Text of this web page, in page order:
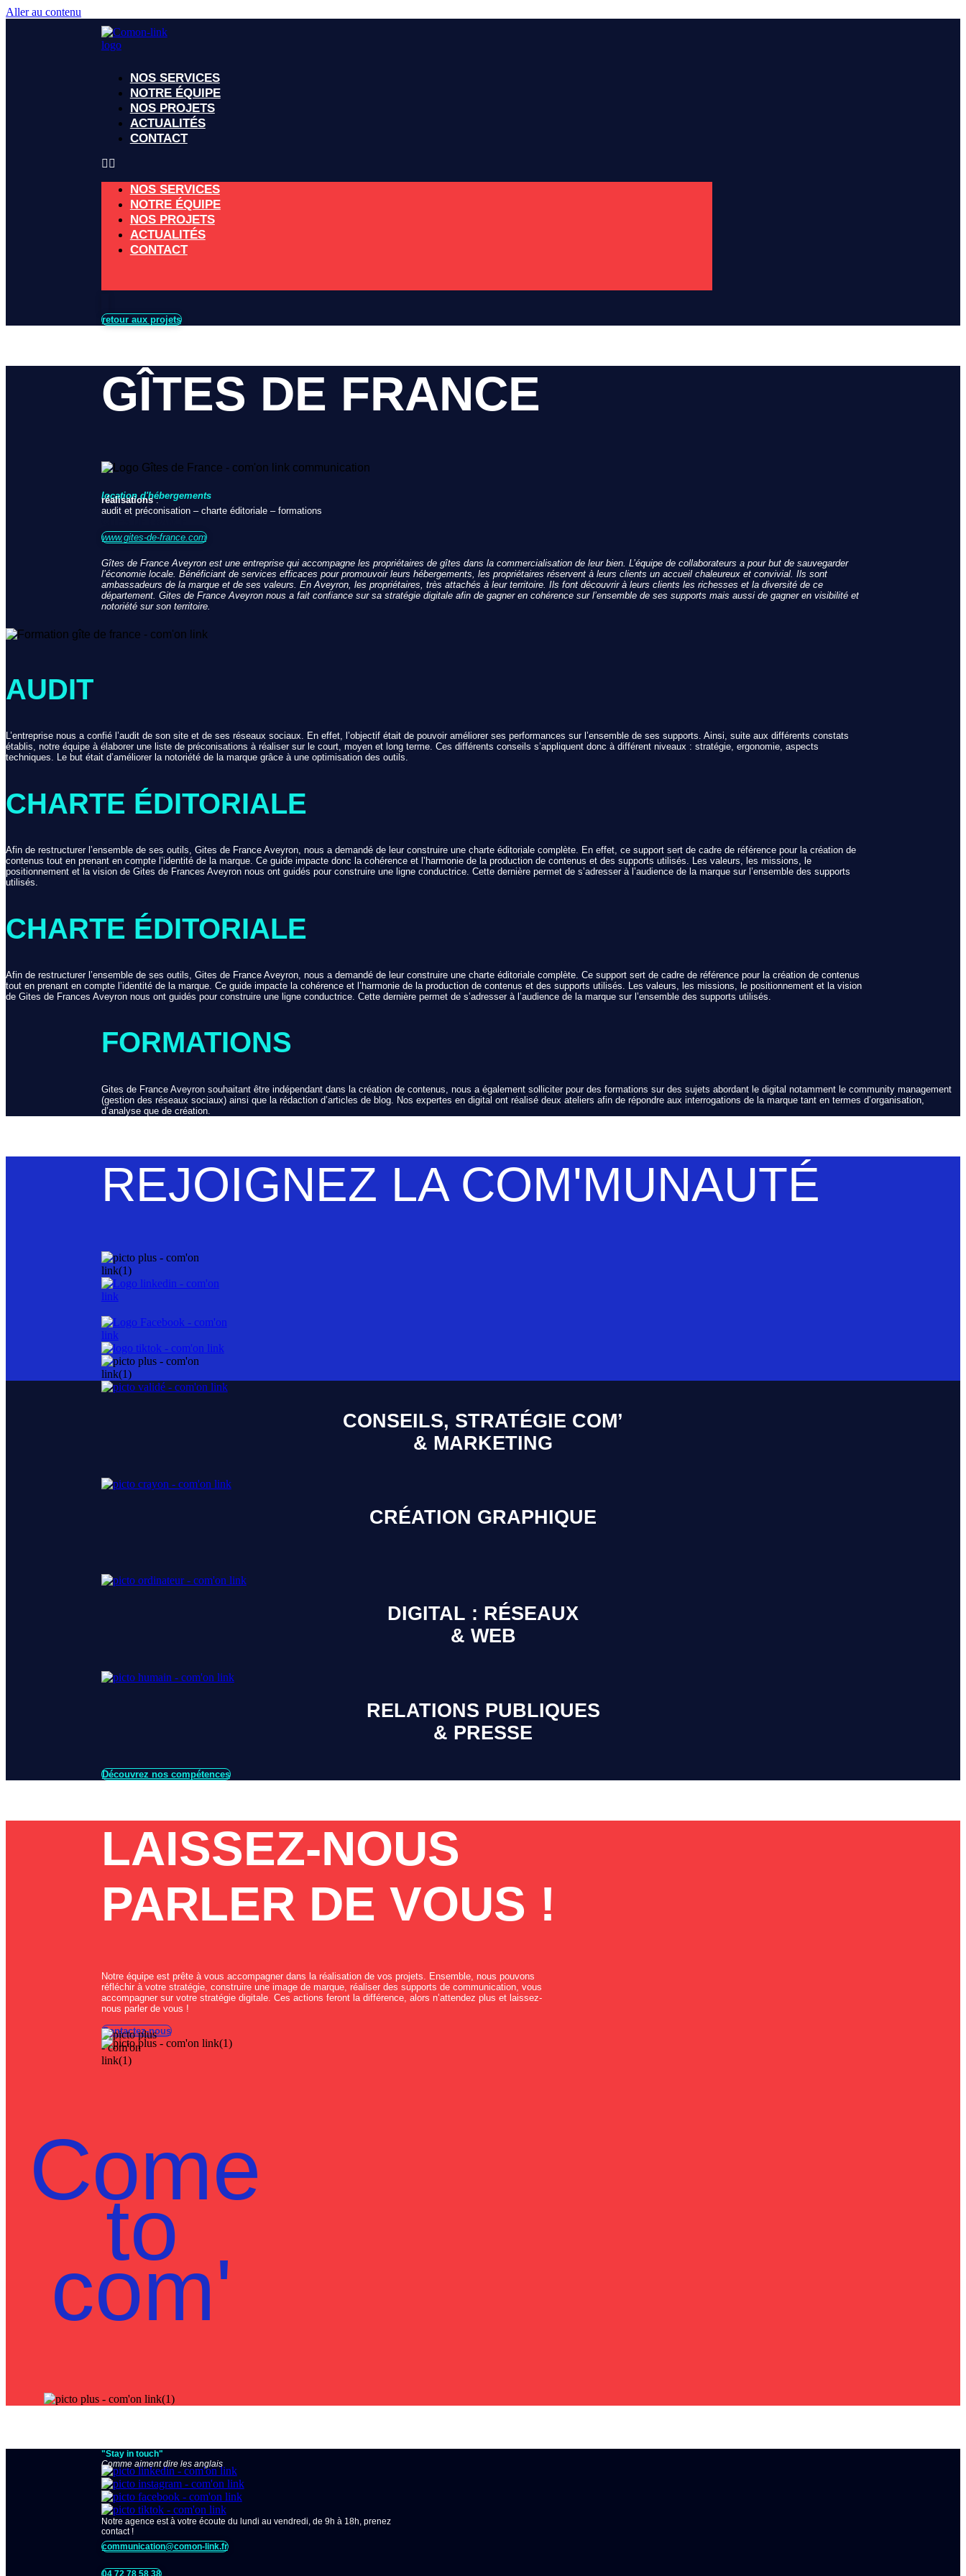
Aller au contenu
NOS SERVICES
NOTRE ÉQUIPE
NOS PROJETS
ACTUALITÉS
CONTACT
NOS SERVICES
NOTRE ÉQUIPE
NOS PROJETS
ACTUALITÉS
CONTACT
retour aux projets
GÎTES DE FRANCE
location d'hébergements
réalisations:
audit et préconisation – charte éditoriale – formations
www.gites-de-france.com
Gîtes de France Aveyron est une entreprise qui accompagne les propriétaires de gîtes dans la commercialisation de leur bien. L’équipe de collaborateurs a pour but de sauvegarder
l’économie locale. Bénéficiant de services efficaces pour promouvoir leurs hébergements, les propriétaires réservent à leurs clients un accueil chaleureux et convivial. Ils sont
ambassadeurs de la marque et de ses valeurs. En Aveyron, les propriétaires, très attachés à leur territoire. Ils font découvrir à leurs clients les richesses et la diversité de ce
département. Gites de France Aveyron nous a fait confiance sur sa stratégie digitale afin de gagner en cohérence sur l’ensemble de ses supports mais aussi de gagner en visibilité et
notoriété sur son territoire.
AUDIT
L’entreprise nous a confié l’audit de son site et de ses réseaux sociaux. En effet, l’objectif était de pouvoir améliorer ses performances sur l’ensemble de ses supports. Ainsi, suite aux différents constats
établis, notre équipe à élaborer une liste de préconisations à réaliser sur le court, moyen et long terme. Ces différents conseils s’appliquent donc à différent niveaux : stratégie, ergonomie, aspects
techniques. Le but était d’améliorer la notoriété de la marque grâce à une optimisation des outils.
CHARTE ÉDITORIALE
Afin de restructurer l’ensemble de ses outils, Gites de France Aveyron, nous a demandé de leur construire une charte éditoriale complète. En effet, ce support sert de cadre de référence pour la création de
contenus tout en prenant en compte l’identité de la marque. Ce guide impacte donc la cohérence et l’harmonie de la production de contenus et des supports utilisés. Les valeurs, les missions, le
positionnement et la vision de Gites de Frances Aveyron nous ont guidés pour construire une ligne conductrice. Cette dernière permet de s’adresser à l’audience de la marque sur l’ensemble des supports
utilisés.
CHARTE ÉDITORIALE
Afin de restructurer l’ensemble de ses outils, Gites de France Aveyron, nous a demandé de leur construire une charte éditoriale complète. Ce support sert de cadre de référence pour la création de contenus
tout en prenant en compte l’identité de la marque. Ce guide impacte la cohérence et l’harmonie de la production de contenus et des supports utilisés. Les valeurs, les missions, le positionnement et la vision
de Gites de Frances Aveyron nous ont guidés pour construire une ligne conductrice. Cette dernière permet de s’adresser à l’audience de la marque sur l’ensemble des supports utilisés.
FORMATIONS
Gites de France Aveyron souhaitant être indépendant dans la création de contenus, nous a également solliciter pour des formations sur des sujets abordant le digital notamment le community management
(gestion des réseaux sociaux) ainsi que la rédaction d’articles de blog. Nos expertes en digital ont réalisé deux ateliers afin de répondre aux interrogations de la marque tant en termes d’organisation,
d’analyse que de création.
REJOIGNEZ LA COM'MUNAUTÉ
CONSEILS, STRATÉGIE COM’
& MARKETING
CRÉATION GRAPHIQUE
DIGITAL : RÉSEAUX
& WEB
RELATIONS PUBLIQUES
& PRESSE
Découvrez nos compétences
LAISSEZ-NOUS
PARLER DE VOUS !
Notre équipe est prête à vous accompagner dans la réalisation de vos projets. Ensemble, nous pouvons
réfléchir à votre stratégie, construire une image de marque, réaliser des supports de communication, vous
accompagner sur votre stratégie digitale. Ces actions feront la différence, alors n’attendez plus et laissez-
nous parler de vous !
Contactez-nous
Come
to
com'
"Stay in touch"
Comme aiment dire les anglais
Notre agence est à votre écoute du lundi au vendredi, de 9h à 18h, prenez
contact !
communication@comon-link.fr
04 72 78 58 38